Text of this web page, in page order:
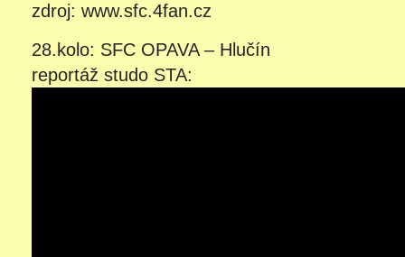
zdroj: www.sfc.4fan.cz
28.kolo: SFC OPAVA – Hlučín
reportáž studo STA: